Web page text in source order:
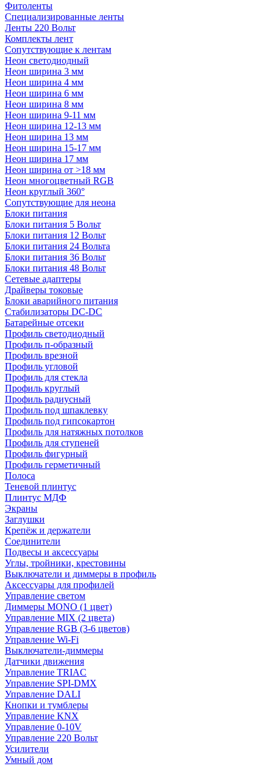
Фитоленты
Специализированные ленты
Ленты 220 Вольт
Комплекты лент
Сопутствующие к лентам
Неон светодиодный
Неон ширина 3 мм
Неон ширина 4 мм
Неон ширина 6 мм
Неон ширина 8 мм
Неон ширина 9-11 мм
Неон ширина 12-13 мм
Неон ширина 13 мм
Неон ширина 15-17 мм
Неон ширина 17 мм
Неон ширина от >18 мм
Неон многоцветный RGB
Неон круглый 360°
Сопутствующие для неона
Блоки питания
Блоки питания 5 Вольт
Блоки питания 12 Вольт
Блоки питания 24 Вольта
Блоки питания 36 Вольт
Блоки питания 48 Вольт
Сетевые адаптеры
Драйверы токовые
Блоки аварийного питания
Стабилизаторы DC-DC
Батарейные отсеки
Профиль светодиодный
Профиль п-образный
Профиль врезной
Профиль угловой
Профиль для стекла
Профиль круглый
Профиль радиусный
Профиль под шпаклевку
Профиль под гипсокартон
Профиль для натяжных потолков
Профиль для ступеней
Профиль фигурный
Профиль герметичный
Полоса
Теневой плинтус
Плинтус МДФ
Экраны
Заглушки
Крепёж и держатели
Соединители
Подвесы и аксессуары
Углы, тройники, крестовины
Выключатели и диммеры в профиль
Аксессуары для профилей
Управление светом
Диммеры MONO (1 цвет)
Управление MIX (2 цвета)
Управление RGB (3-6 цветов)
Управление Wi-Fi
Выключатели-диммеры
Датчики движения
Управление TRIAC
Управление SPI-DMX
Управление DALI
Кнопки и тумблеры
Управление KNX
Управление 0-10V
Управление 220 Вольт
Усилители
Умный дом